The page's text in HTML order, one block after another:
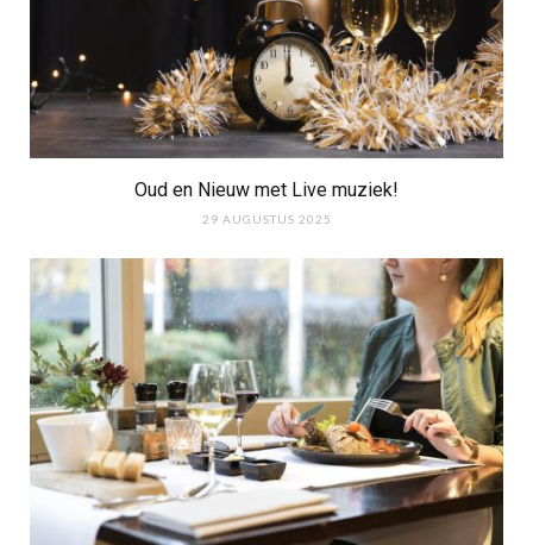
Oud en Nieuw met Live muziek!
29 AUGUSTUS 2025